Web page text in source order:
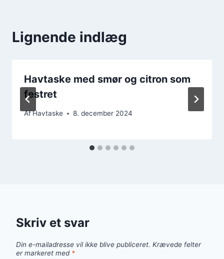
Lignende indlæg
Havtaske med smør og citron som
festret
AfHavtaske 8. december 2024
Skriv et svar
Din e-mailadresse vil ikke blive publiceret. Krævede felter
er markeret med *